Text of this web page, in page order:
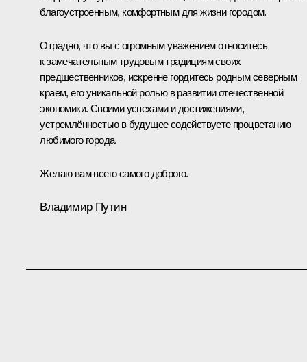
благоустроенным, комфортным для жизни городом.
Отрадно, что вы с огромным уважением относитесь
к замечательным трудовым традициям своих
предшественников, искренне гордитесь родным северным
краем, его уникальной ролью в развитии отечественной
экономики. Своими успехами и достижениями,
устремлённостью в будущее содействуете процветанию
любимого города.
Желаю вам всего самого доброго.
Владимир Путин